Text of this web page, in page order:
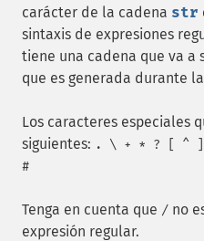
carácter de la cadena str
sintaxis de expresiones
tiene una cadena que va a
que es generada durante
Los caracteres especiales
siguientes: . \ + * ? [ ^
#
Tenga en cuenta que / no
expresión regular.